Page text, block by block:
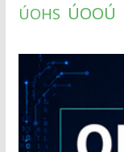
ÚOHS ÚOOÚ